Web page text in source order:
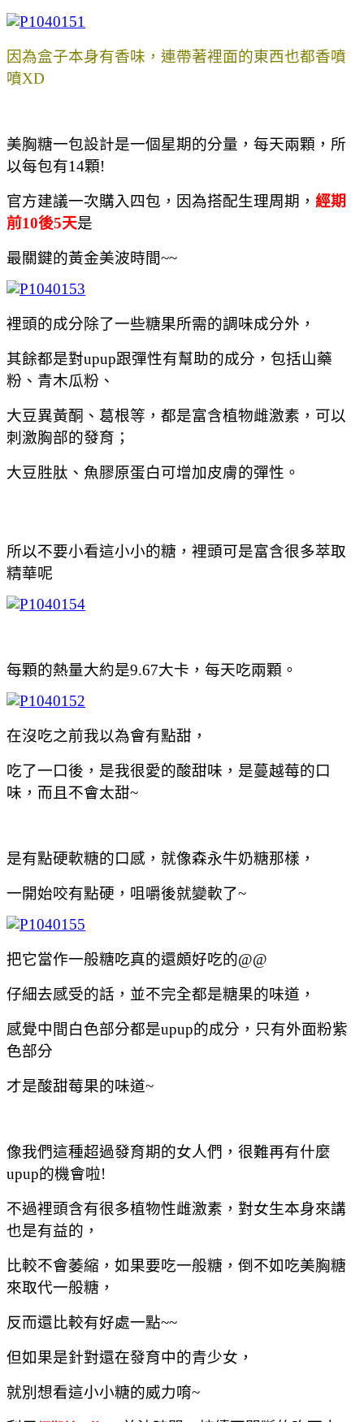
因為盒子本身有香味，連帶著裡面的東西也都香噴
噴XD
美胸糖一包設計是一個星期的分量，每天兩顆，所
以每包有14顆!
官方建議一次購入四包，因為搭配生理周期， 經期
前10後5天是
最關鍵的黃金美波時間~~
裡頭的成分除了一些糖果所需的調味成分外，
其餘都是對upup跟彈性有幫助的成分，包括山藥
粉、青木瓜粉、
大豆異黃酮、葛根等，都是富含植物雌激素，可以
刺激胸部的發育；
大豆胜肽、魚膠原蛋白可增加皮膚的彈性。
所以不要小看這小小的糖，裡頭可是富含很多萃取
精華呢
每顆的熱量大約是9.67大卡，每天吃兩顆。
在沒吃之前我以為會有點甜，
吃了一口後，是我很愛的酸甜味，是蔓越莓的口
味，而且不會太甜~
是有點硬軟糖的口感，就像森永牛奶糖那樣，
一開始咬有點硬，咀嚼後就變軟了~
把它當作一般糖吃真的還頗好吃的@@
仔細去感受的話，並不完全都是糖果的味道，
感覺中間白色部分都是upup的成分，只有外面粉紫
色部分
才是酸甜莓果的味道~
像我們這種超過發育期的女人們，很難再有什麼
upup的機會啦!
不過裡頭含有很多植物性雌激素，對女生本身來講
也是有益的，
比較不會萎縮，如果要吃一般糖，倒不如吃美胸糖
來取代一般糖，
反而還比較有好處一點~~
但如果是針對還在發育中的青少女，
就別想看這小小糖的威力唷~